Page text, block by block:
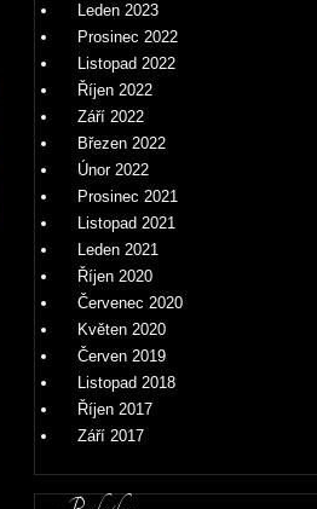
Leden 2023
Prosinec 2022
Listopad 2022
Říjen 2022
Září 2022
Březen 2022
Únor 2022
Prosinec 2021
Listopad 2021
Leden 2021
Říjen 2020
Červenec 2020
Květen 2020
Červen 2019
Listopad 2018
Říjen 2017
Září 2017